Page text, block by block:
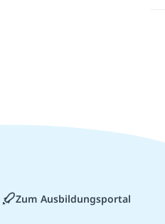
Zum Ausbildungsportal